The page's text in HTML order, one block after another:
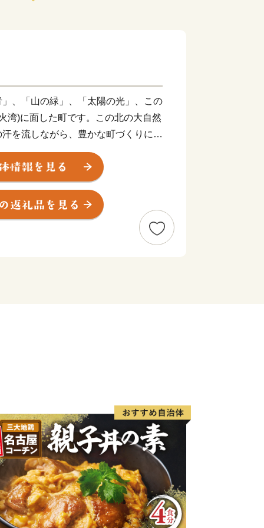
、「山の緑」、「太陽の光」、この
湾)に面した町です。この北の大自然
を流しながら、豊かな町づくりに努
があり、私たちは、この流した汗に
し進め、次世代に受け継いでいかな
す。
おいて、大きく成長をしており、代
ご」「豚肉」「ホタテ」など、農業
。加えて現在では、地場産品を生かし